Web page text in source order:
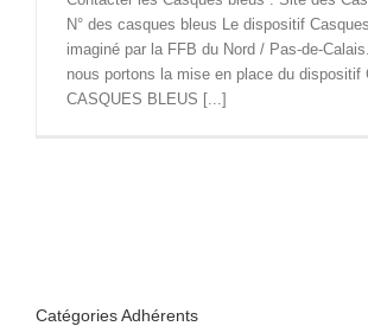
N° des casques bleus Le dispositif
imaginé par la FFB du Nord / Pas-de-
nous portons la mise en place du dispositif
CASQUES BLEUS [...]
Catégories Adhérents